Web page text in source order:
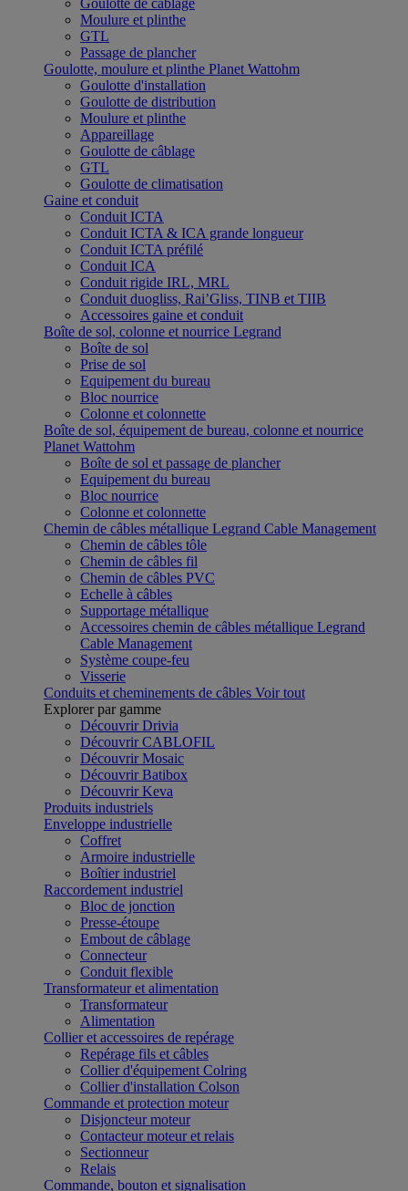
Goulotte de câblage
Moulure et plinthe
GTL
Passage de plancher
Goulotte, moulure et plinthe Planet Wattohm
Goulotte d'installation
Goulotte de distribution
Moulure et plinthe
Appareillage
Goulotte de câblage
GTL
Goulotte de climatisation
Gaine et conduit
Conduit ICTA
Conduit ICTA & ICA grande longueur
Conduit ICTA préfilé
Conduit ICA
Conduit rigide IRL, MRL
Conduit duogliss, Rai’Gliss, TINB et TIIB
Accessoires gaine et conduit
Boîte de sol, colonne et nourrice Legrand
Boîte de sol
Prise de sol
Equipement du bureau
Bloc nourrice
Colonne et colonnette
Boîte de sol, équipement de bureau, colonne et nourrice
Planet Wattohm
Boîte de sol et passage de plancher
Equipement du bureau
Bloc nourrice
Colonne et colonnette
Chemin de câbles métallique Legrand Cable Management
Chemin de câbles tôle
Chemin de câbles fil
Chemin de câbles PVC
Echelle à câbles
Supportage métallique
Accessoires chemin de câbles métallique Legrand
Cable Management
Système coupe-feu
Visserie
Conduits et cheminements de câbles Voir tout
Explorer par gamme
Découvrir Drivia
Découvrir CABLOFIL
Découvrir Mosaic
Découvrir Batibox
Découvrir Keva
Produits industriels
Enveloppe industrielle
Coffret
Armoire industrielle
Boîtier industriel
Raccordement industriel
Bloc de jonction
Presse-étoupe
Embout de câblage
Connecteur
Conduit flexible
Transformateur et alimentation
Transformateur
Alimentation
Collier et accessoires de repérage
Repérage fils et câbles
Collier d'équipement Colring
Collier d'installation Colson
Commande et protection moteur
Disjoncteur moteur
Contacteur moteur et relais
Sectionneur
Relais
Commande, bouton et signalisation